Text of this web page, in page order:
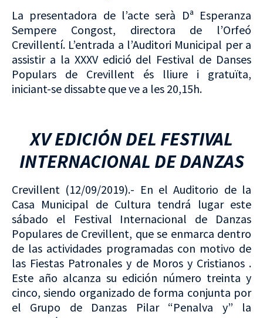
La presentadora de l’acte serà Dª Esperanza
Sempere Congost, directora de l’Orfeó
Crevillentí. L’entrada a l’Auditori Municipal per a
assistir a la XXXV edició del Festival de Danses
Populars de Crevillent és lliure i gratuïta,
iniciant-se dissabte que ve a les 20,15h.
XV EDICIÓN DEL FESTIVAL
INTERNACIONAL DE DANZAS
Crevillent (12/09/2019).- En el Auditorio de la
Casa Municipal de Cultura tendrá lugar este
sábado el Festival Internacional de Danzas
Populares de Crevillent, que se enmarca dentro
de las actividades programadas con motivo de
las Fiestas Patronales y de Moros y Cristianos .
Este año alcanza su edición número treinta y
cinco, siendo organizado de forma conjunta por
el Grupo de Danzas Pilar “Penalva y” la